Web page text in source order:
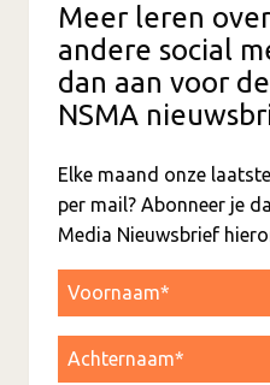
Meer leren
andere social
dan aan voor
NSMA
Elke maand onze
per mail? Abonneer je
Media Nieuwsbrief